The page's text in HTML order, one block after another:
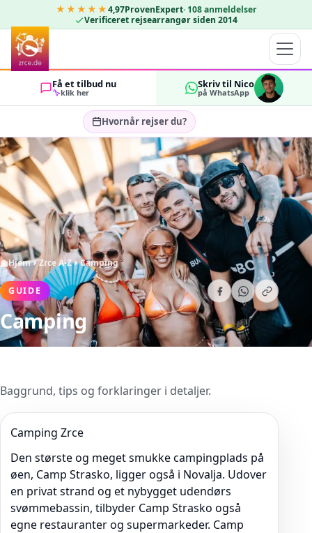
★★★★★4,97ProvenExpert· 108 anmeldelser
Verificeret rejsearrangør siden 2014
Få et tilbud nu
klik her
Skriv til Nico
på WhatsApp
Hvornår rejser du?
Vælg rejsedatoer…
GÆSTER
2 OK
Hjem Zrce A-Z Camping
GUIDE
Camping
Baggrund, tips og forklaringer i detaljer.
Camping Zrce
Den største og meget smukke campingplads på
øen, Camp Strasko, ligger også i Novalja. Udover
en privat strand og et nybygget udendørs
svømmebassin, tilbyder Camp Strasko også
egne restauranter og supermarkeder. Camp